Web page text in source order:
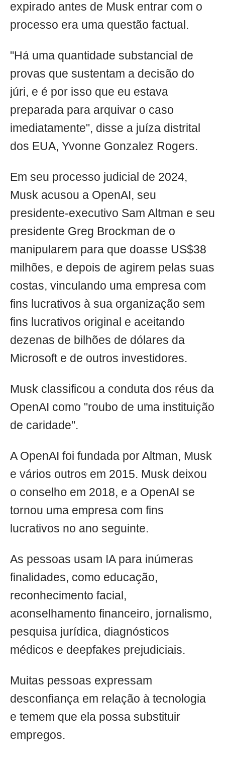
expirado antes de Musk entrar com o
processo era uma questão factual.
"Há uma quantidade substancial de
provas que sustentam a decisão do
júri, e é por isso que eu estava
preparada para arquivar o caso
imediatamente", disse a juíza distrital
dos EUA, Yvonne Gonzalez Rogers.
Em seu processo judicial de 2024,
Musk acusou a OpenAI, seu
presidente-executivo Sam Altman e seu
presidente Greg Brockman de o
manipularem para que doasse US$38
milhões, e depois de agirem pelas suas
costas, vinculando uma empresa com
fins lucrativos à sua organização sem
fins lucrativos original e aceitando
dezenas de bilhões de dólares da
Microsoft e de outros investidores.
Musk classificou a conduta dos réus da
OpenAI como "roubo de uma instituição
de caridade".
A OpenAI foi fundada por Altman, Musk
e vários outros em 2015. Musk deixou
o conselho em 2018, e a OpenAI se
tornou uma empresa com fins
lucrativos no ano seguinte.
As pessoas usam IA para inúmeras
finalidades, como educação,
reconhecimento facial,
aconselhamento financeiro, jornalismo,
pesquisa jurídica, diagnósticos
médicos e deepfakes prejudiciais.
Muitas pessoas expressam
desconfiança em relação à tecnologia
e temem que ela possa substituir
empregos.